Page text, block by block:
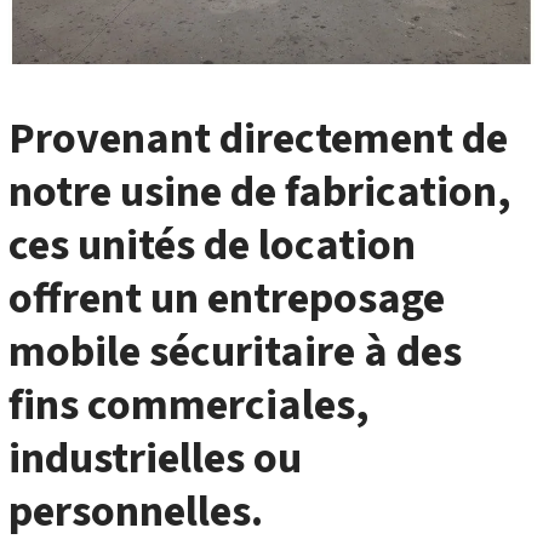
Provenant directement de
notre usine de fabrication,
ces unités de location
offrent un entreposage
mobile sécuritaire à des
fins commerciales,
industrielles ou
personnelles.